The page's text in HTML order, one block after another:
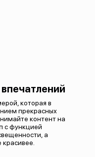
которая в
прекрасных
контент на
с функцией
а